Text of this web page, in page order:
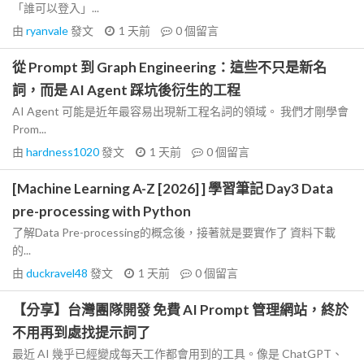
「誰可以登入」...
由 ryanvale發文 1 天前 0個留言
從 Prompt 到 Graph Engineering：這些不只是新名
詞，而是 AI Agent 踩坑後衍生的工程
AI Agent 可能是近年最容易出現新工程名詞的領域。 我們才剛學會
Prom...
由 hardness1020發文 1 天前 0個留言
[Machine Learning A-Z [2026] ] 學習筆記 Day3 Data
pre-processing with Python
了解Data Pre-processing的概念後，接著就是要實作了 資料下載
的...
由 duckravel48 發文 1 天前 0個留言
【分享】台灣團隊開發 免費 AI Prompt 管理網站，終於
不用再到處找提示詞了
最近 AI 幾乎已經變成每天工作都會用到的工具。像是 ChatGPT、